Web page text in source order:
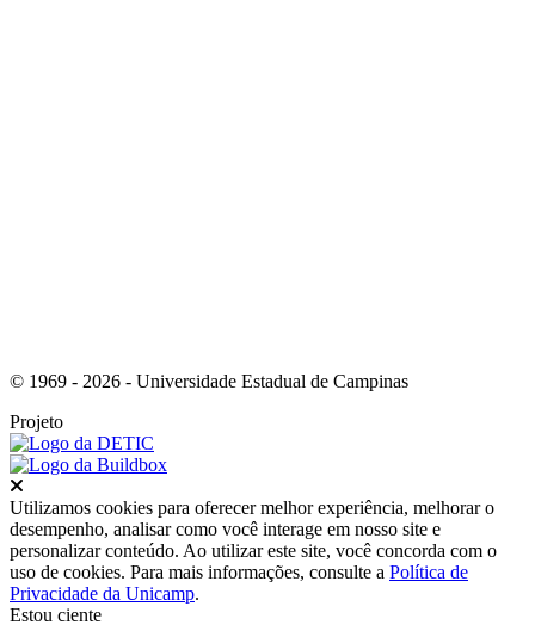
© 1969 - 2026 - Universidade Estadual de Campinas
Projeto
Utilizamos cookies para oferecer melhor experiência, melhorar o
desempenho, analisar como você interage em nosso site e
personalizar conteúdo. Ao utilizar este site, você concorda com o
uso de cookies. Para mais informações, consulte a Política de
Privacidade da Unicamp.
Estou ciente